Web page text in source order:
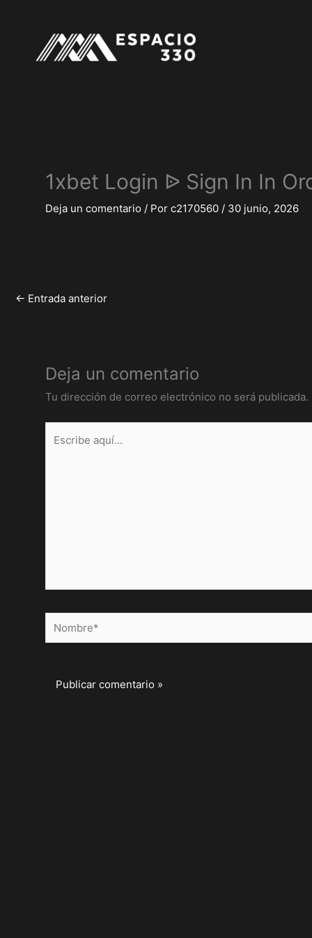
contenido
1xbet Login ᐉ Sign In In
Deja un comentario / Por c2170560 / 30 junio, 2026
← Entrada anterior
Deja un comentario
Tu dirección de correo electrónico no será publicada.
Nombre*